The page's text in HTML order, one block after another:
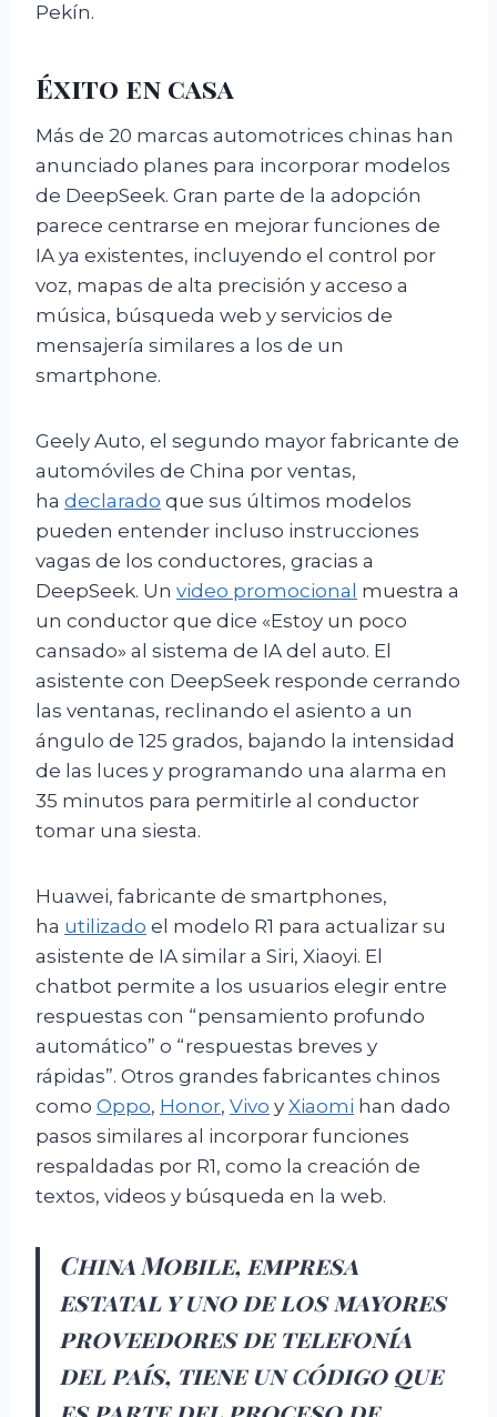
Pekín.
Éxito en casa
Más de 20 marcas automotrices chinas han
anunciado planes para incorporar modelos
de DeepSeek. Gran parte de la adopción
parece centrarse en mejorar funciones de
IA ya existentes, incluyendo el control por
voz, mapas de alta precisión y acceso a
música, búsqueda web y servicios de
mensajería similares a los de un
smartphone.
Geely Auto, el segundo mayor fabricante de
automóviles de China por ventas,
ha declarado que sus últimos modelos
pueden entender incluso instrucciones
vagas de los conductores, gracias a
DeepSeek. Un video promocional muestra a
un conductor que dice «Estoy un poco
cansado» al sistema de IA del auto. El
asistente con DeepSeek responde cerrando
las ventanas, reclinando el asiento a un
ángulo de 125 grados, bajando la intensidad
de las luces y programando una alarma en
35 minutos para permitirle al conductor
tomar una siesta.
Huawei, fabricante de smartphones,
ha utilizado el modelo R1 para actualizar su
asistente de IA similar a Siri, Xiaoyi. El
chatbot permite a los usuarios elegir entre
respuestas con “pensamiento profundo
automático” o “respuestas breves y
rápidas”. Otros grandes fabricantes chinos
como Oppo, Honor, Vivo y Xiaomi han dado
pasos similares al incorporar funciones
respaldadas por R1, como la creación de
textos, videos y búsqueda en la web.
China Mobile, empresa
estatal y uno de los mayores
proveedores de telefonía
del país, tiene un código que